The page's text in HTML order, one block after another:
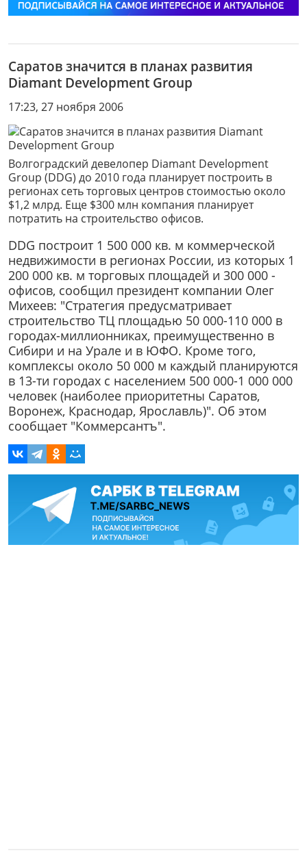
Саратов значится в планах развития
Diamant Development Group
17:23, 27 ноября 2006
Волгоградский девелопер Diamant Development
Group (DDG) до 2010 года планирует построить в
регионах сеть торговых центров стоимостью около
$1,2 млрд. Еще $300 млн компания планирует
потратить на строительство офисов.
DDG построит 1 500 000 кв. м коммерческой
недвижимости в регионах России, из которых 1
200 000 кв. м торговых площадей и 300 000 -
офисов, сообщил президент компании Олег
Михеев: "Стратегия предусматривает
строительство ТЦ площадью 50 000-110 000 в
городах-миллионниках, преимущественно в
Сибири и на Урале и в ЮФО. Кроме того,
комплексы около 50 000 м каждый планируются
в 13-ти городах с населением 500 000-1 000 000
человек (наиболее приоритетны Саратов,
Воронеж, Краснодар, Ярославль)". Об этом
сообщает "Коммерсантъ".